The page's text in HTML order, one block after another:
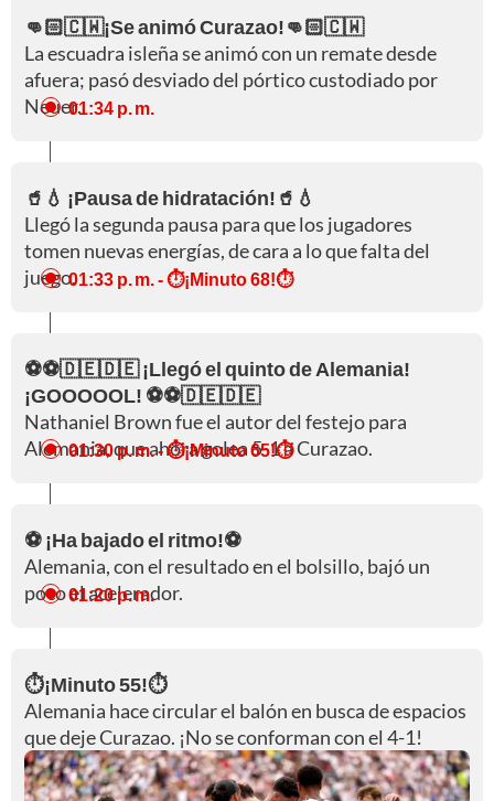
👊🏻🇨🇼¡Se animó Curazao!👊🏻🇨🇼
La escuadra isleña se animó con un remate desde
afuera; pasó desviado del pórtico custodiado por
Neuer.01:34 p. m.
🥤💧 ¡Pausa de hidratación!🥤💧
Llegó la segunda pausa para que los jugadores
tomen nuevas energías, de cara a lo que falta del
juego.01:33 p. m. - ⏱️¡Minuto 68!⏱️
⚽⚽🇩🇪🇩🇪 ¡Llegó el quinto de Alemania!
¡GOOOOOL! ⚽⚽🇩🇪🇩🇪
Nathaniel Brown fue el autor del festejo para
Alemania, que ahora golea 5-1 a Curazao.
01:30 p. m.- ⏱️¡Minuto 65!⏱️
⚽ ¡Ha bajado el ritmo!⚽
Alemania, con el resultado en el bolsillo, bajó un
poco el acelerador.
01:20 p. m.
⏱️¡Minuto 55!⏱️
Alemania hace circular el balón en busca de espacios
que deje Curazao. ¡No se conforman con el 4-1!